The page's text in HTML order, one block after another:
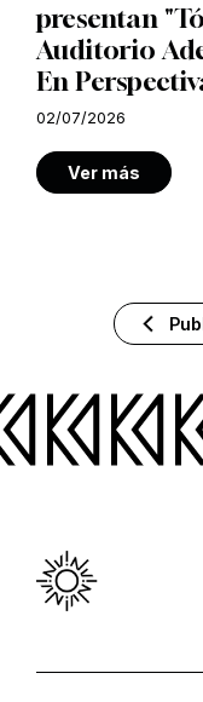
presentan
Auditorio
En
02/07/2026
Ver más